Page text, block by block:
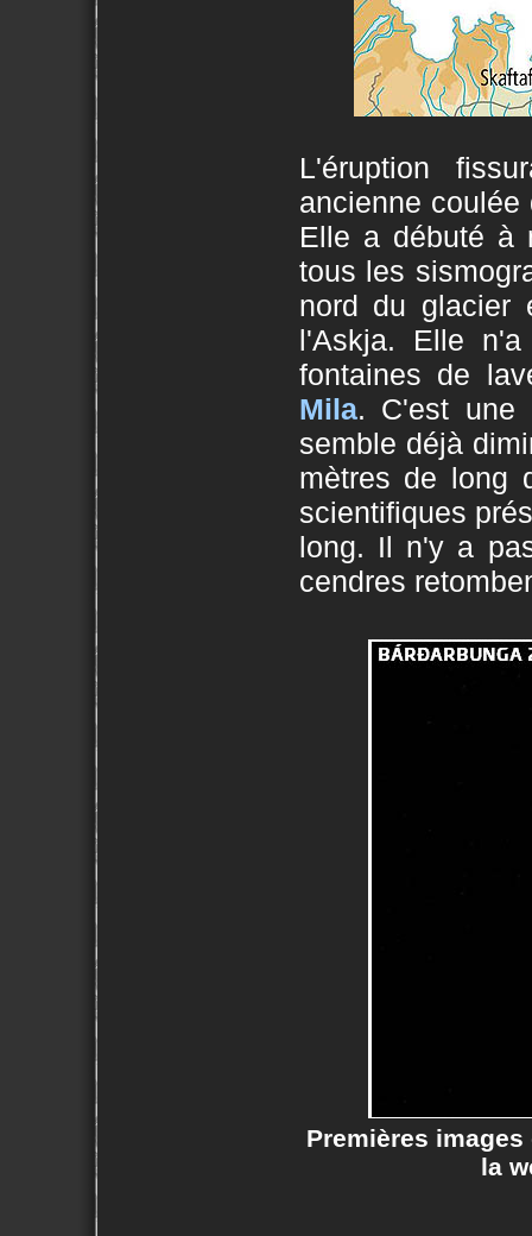
L'éruption
ancienne
Elle a débuté à
tous les
nord du
l'Askja. Elle
fontaines de
Mila. C'est une
semble déjà
mètres de long
scientifiques
long. Il n'y a
cendres
Premières
la